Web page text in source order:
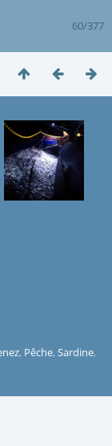
60/377
, Pêche, Sardine,